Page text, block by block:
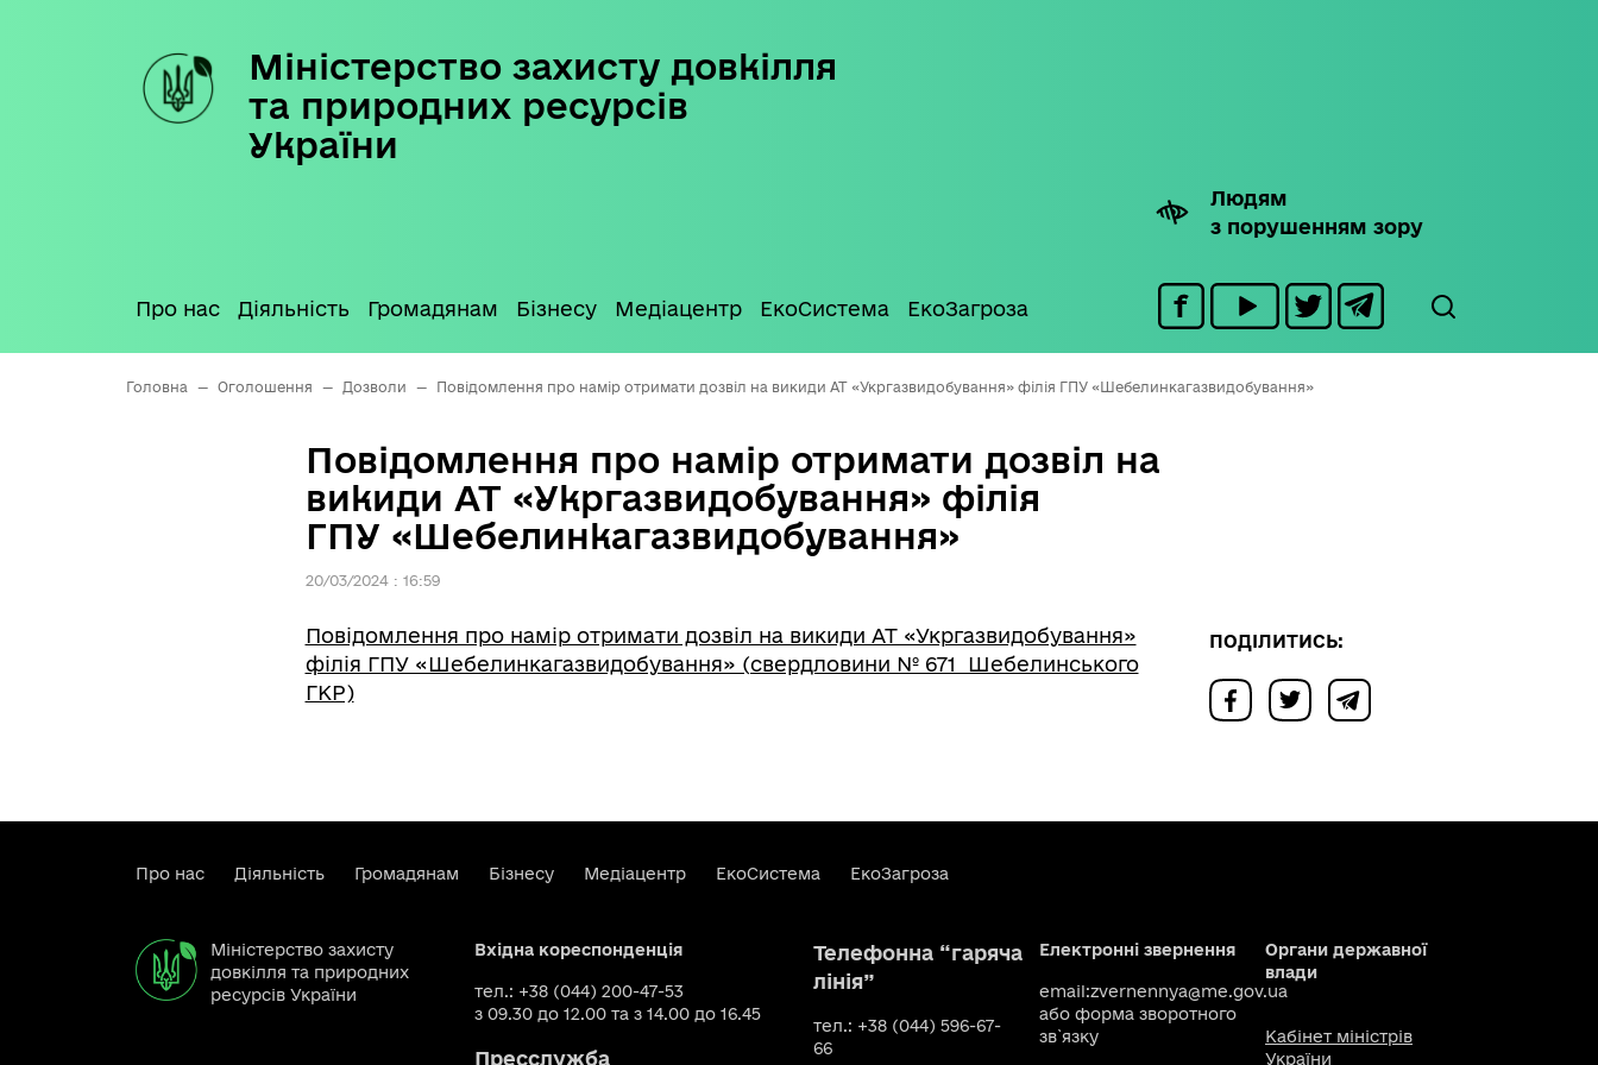
Міністерство захисту довкілля
та природних ресурсів
України
Людям
з порушенням зору
Про нас Діяльність Громадянам Бізнесу Медіацентр ЕкоСистема ЕкоЗагроза
Головна — Оголошення — Дозволи — Повідомлення про намір отримати дозвіл на викиди АТ «Укргазвидобування» філія ГПУ «Шебелинкагазвидобування»
Повідомлення про намір отримати дозвіл на
викиди АТ «Укргазвидобування» філія
ГПУ «Шебелинкагазвидобування»
20/03/2024 : 16:59
Повідомлення про намір отримати дозвіл на викиди АТ «Укргазвидобування»
філія ГПУ «Шебелинкагазвидобування» (свердловини № 671 Шебелинського
ГКР)
ПОДІЛИТИСЬ:
Про нас Діяльність Громадянам Бізнесу Медіацентр ЕкоСистема ЕкоЗагроза
Міністерство захисту
довкілля та природних
ресурсів України
Вхідна кореспонденція
тел.: +38 (044) 200-47-53
з 09.30 до 12.00 та з 14.00 до 16.45
Пресслужба
Телефонна “гаряча
лінія”
тел.: +38 (044) 596-67-
66
Електронні звернення
email:zvernennya@me.gov.ua
або форма зворотного
зв`язку
Органи державної
влади
Кабінет міністрів
України